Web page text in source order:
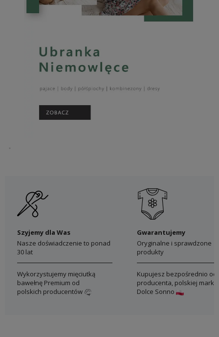
Szyjemy dla Was
Nasze doświadczenie to ponad
30 lat
Wykorzystujemy mięciutką
bawełnę Premium od
polskich producentów
Gwarantujemy
Oryginalne i sprawdzone
produkty
Kupujesz bezpośrednio od
producenta, polskiej marki
Dolce Sonno